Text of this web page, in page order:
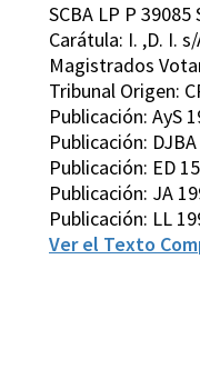
SCBA LP P
Carátula: I. ,D. I.
Magistrados
Tribunal Origen:
Publicación: AyS
Publicación:
Publicación: ED
Publicación: JA
Publicación: LL
Ver el Texto